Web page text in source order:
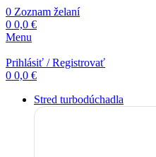
0 Zoznam želaní
0 0,0 €
Menu
Prihlásiť / Registrovať
0 0,0 €
Stred turbodúchadla